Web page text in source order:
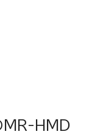
MR-HMD